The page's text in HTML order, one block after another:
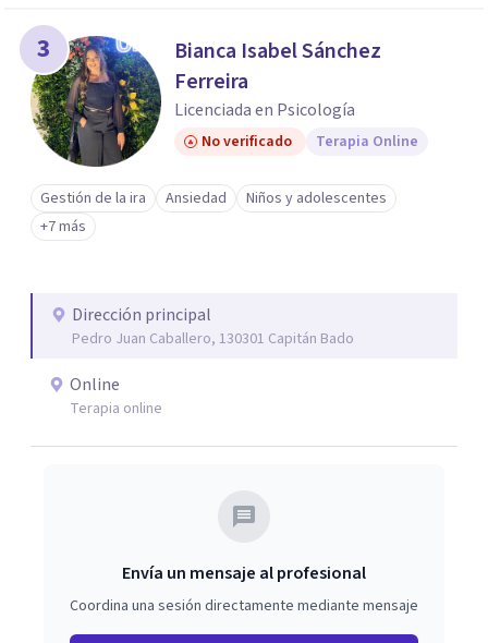
3
Bianca Isabel Sánchez
Ferreira
Licenciada en Psicología
No verificado Terapia Online
Gestión de la ira Ansiedad
Niños y adolescentes
+7 más
Dirección principal
Pedro Juan Caballero, 130301 Capitán Bado
Online
Terapia online
Envía un mensaje al profesional
Coordina una sesión directamente mediante mensaje